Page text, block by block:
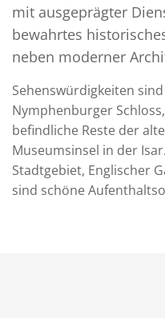
mit ausgeprägter
bewahrtes
neben moderner
Sehenswürdigkeiten
Nymphenburger
befindliche Reste der
Museumsinsel in der
Stadtgebiet, Englischer
sind schöne